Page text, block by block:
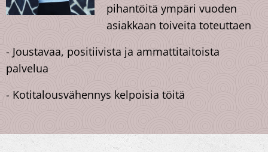
pihantöitä ympäri vuoden
asiakkaan toiveita toteuttaen
- Joustavaa, positiivista ja ammattitaitoista
palvelua
- Kotitalousvähennys kelpoisia töitä